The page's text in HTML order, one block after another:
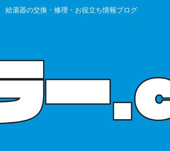
給湯器の交換・修理・お役立ち情報ブログ